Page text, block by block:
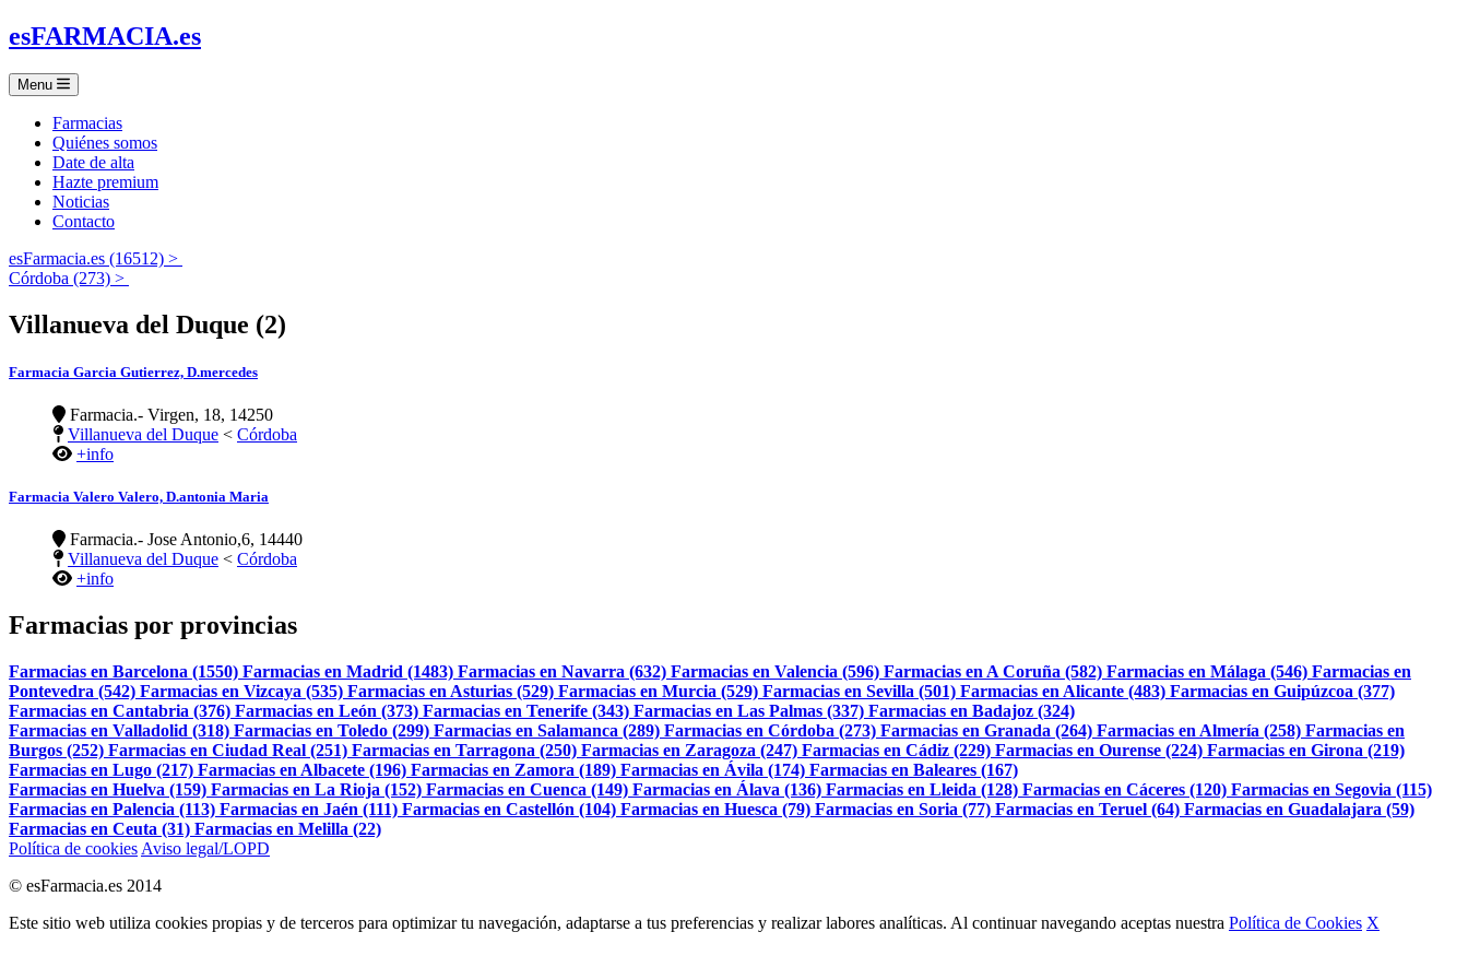
esFARMACIA.es
Menu
Farmacias
Quiénes somos
Date de alta
Hazte premium
Noticias
Contacto
esFarmacia.es (16512) >
Córdoba (273) >
Villanueva del Duque (2)
Farmacia Garcia Gutierrez, D.mercedes
Farmacia.- Virgen, 18, 14250
Villanueva del Duque < Córdoba
+info
Farmacia Valero Valero, D.antonia Maria
Farmacia.- Jose Antonio,6, 14440
Villanueva del Duque < Córdoba
+info
Farmacias por provincias
Farmacias en Barcelona (1550) Farmacias en Madrid (1483) Farmacias en Navarra (632) Farmacias en Valencia (596) Farmacias en A Coruña (582) Farmacias en Málaga (546) Farmacias en
Pontevedra (542) Farmacias en Vizcaya (535) Farmacias en Asturias (529) Farmacias en Murcia (529) Farmacias en Sevilla (501) Farmacias en Alicante (483) Farmacias en Guipúzcoa (377)
Farmacias en Cantabria (376) Farmacias en León (373) Farmacias en Tenerife (343) Farmacias en Las Palmas (337) Farmacias en Badajoz (324)
Farmacias en Valladolid (318) Farmacias en Toledo (299) Farmacias en Salamanca (289) Farmacias en Córdoba (273) Farmacias en Granada (264) Farmacias en Almería (258) Farmacias en
Burgos (252) Farmacias en Ciudad Real (251) Farmacias en Tarragona (250) Farmacias en Zaragoza (247) Farmacias en Cádiz (229) Farmacias en Ourense (224) Farmacias en Girona (219)
Farmacias en Lugo (217) Farmacias en Albacete (196) Farmacias en Zamora (189) Farmacias en Ávila (174) Farmacias en Baleares (167)
Farmacias en Huelva (159) Farmacias en La Rioja (152) Farmacias en Cuenca (149) Farmacias en Álava (136) Farmacias en Lleida (128) Farmacias en Cáceres (120) Farmacias en Segovia (115)
Farmacias en Palencia (113) Farmacias en Jaén (111) Farmacias en Castellón (104) Farmacias en Huesca (79) Farmacias en Soria (77) Farmacias en Teruel (64) Farmacias en Guadalajara (59)
Farmacias en Ceuta (31) Farmacias en Melilla (22)
Política de cookies Aviso legal/LOPD
© esFarmacia.es 2014
Este sitio web utiliza cookies propias y de terceros para optimizar tu navegación, adaptarse a tus preferencias y realizar labores analíticas. Al continuar navegando aceptas nuestra Política de Cookies X